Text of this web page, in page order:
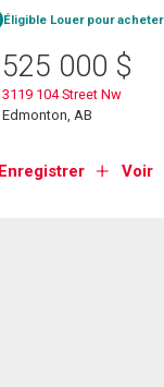
Éligible Louer pour acheter
525 000 $
3119 104 Street Nw
Edmonton, AB
Enregistrer Voir